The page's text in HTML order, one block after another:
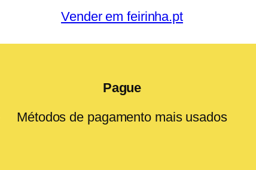
Vender em feirinha.pt
Pague
Métodos de pagamento mais usados